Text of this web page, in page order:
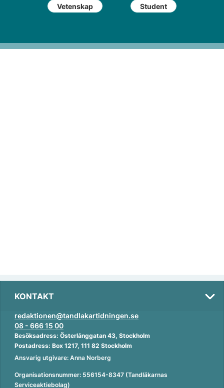
Vetenskap Student
KONTAKT
redaktionen@tandlakartidningen.se
08 - 666 15 00
Besöksadress: Österlånggatan 43, Stockholm
Postadress: Box 1217, 111 82 Stockholm
Ansvarig utgivare: Anna Norberg
Organisationsnummer: 556154-8347 (Tandläkarnas
Serviceaktiebolag)